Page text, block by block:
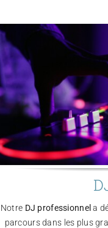
Notre DJ professionnel a
parcours dans les plus